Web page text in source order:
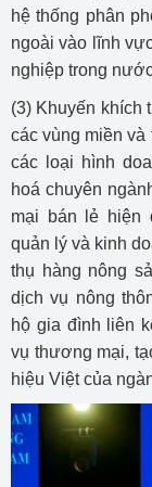
hệ thống phân
ngoài vào lĩnh
nghiệp trong
(3) Khuyến khích
các vùng miền và
các loại hình
hoá chuyên
mại bán lẻ hiện
quản lý và kinh
thụ hàng nông
dịch vụ nông
hộ gia đình liên
vụ thương mại,
hiệu Việt của